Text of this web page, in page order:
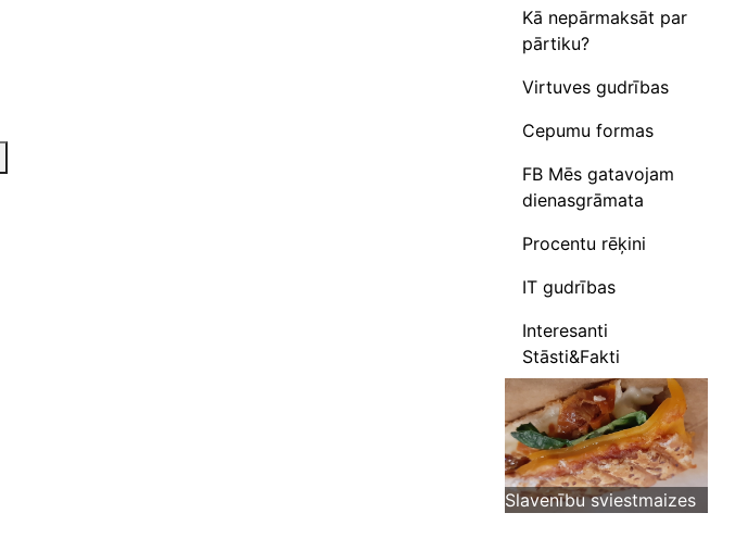
Kā nepārmaksāt par
pārtiku?
Virtuves gudrības
Cepumu formas
FB Mēs gatavojam
dienasgrāmata
Procentu rēķini
IT gudrības
Interesanti
Stāsti&Fakti
Slavenību sviestmaizes